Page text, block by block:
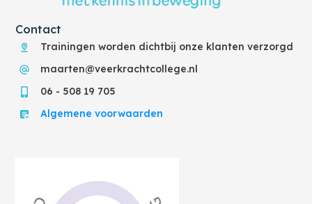
Contact
Trainingen worden dichtbij onze klanten verzorgd
maarten@veerkrachtcollege.nl
06 - 508 19 705
Algemene voorwaarden